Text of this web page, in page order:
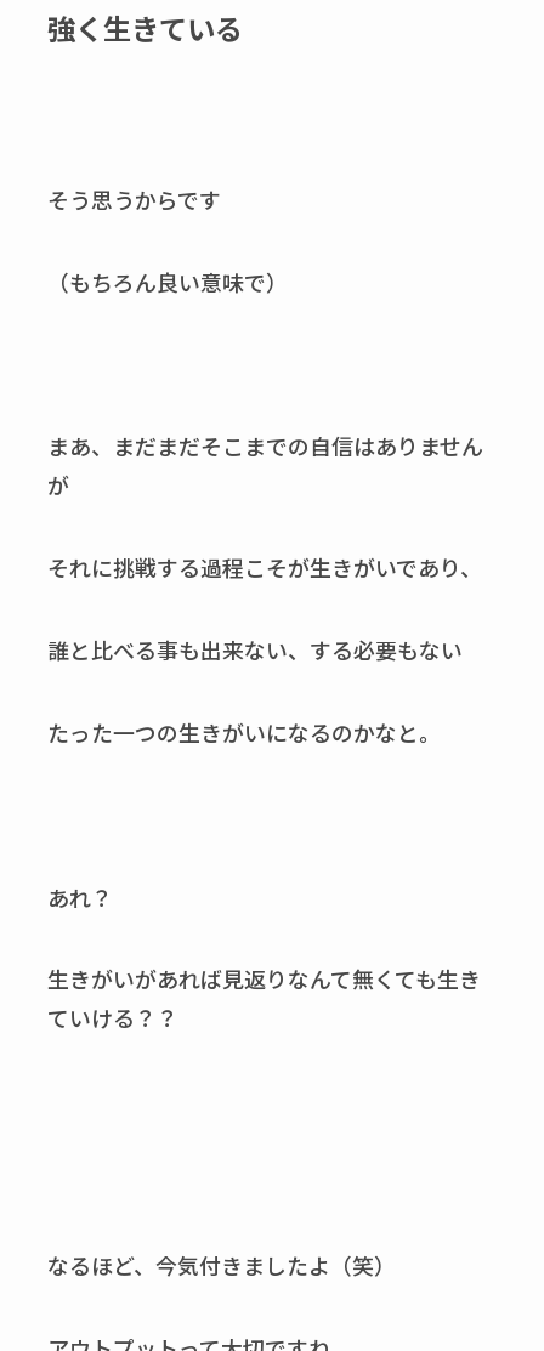
強く生きている
そう思うからです
（もちろん良い意味で）
まあ、まだまだそこまでの自信はありません
が
それに挑戦する過程こそが生きがいであり、
誰と比べる事も出来ない、する必要もない
たった一つの生きがいになるのかなと。
あれ？
生きがいがあれば見返りなんて無くても生き
ていける？？
なるほど、今気付きましたよ（笑）